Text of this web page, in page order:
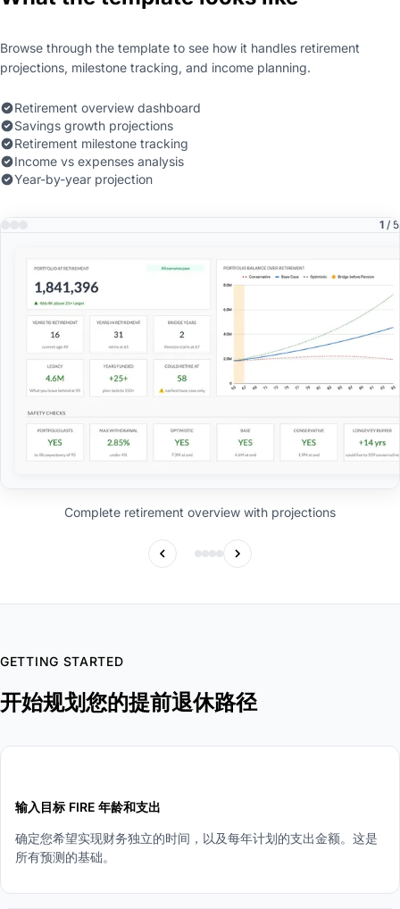
Browse through the template to see how it handles retirement
projections, milestone tracking, and income planning.
Retirement overview dashboard
Savings growth projections
Retirement milestone tracking
Income vs expenses analysis
Year-by-year projection
1 / 5
Complete retirement overview with projections
GETTING STARTED
开始规划您的提前退休路径
输入目标 FIRE 年龄和支出
确定您希望实现财务独立的时间，以及每年计划的支出金额。这是
所有预测的基础。